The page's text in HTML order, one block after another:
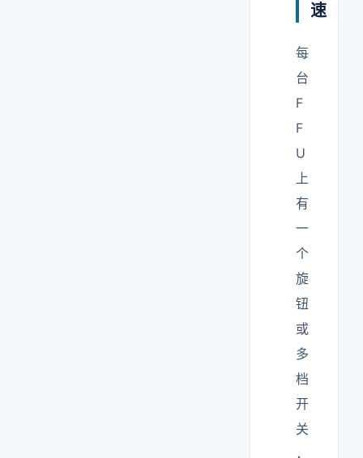
速
每
台
F
F
U
上
有
一
个
旋
钮
或
多
档
开
关
，